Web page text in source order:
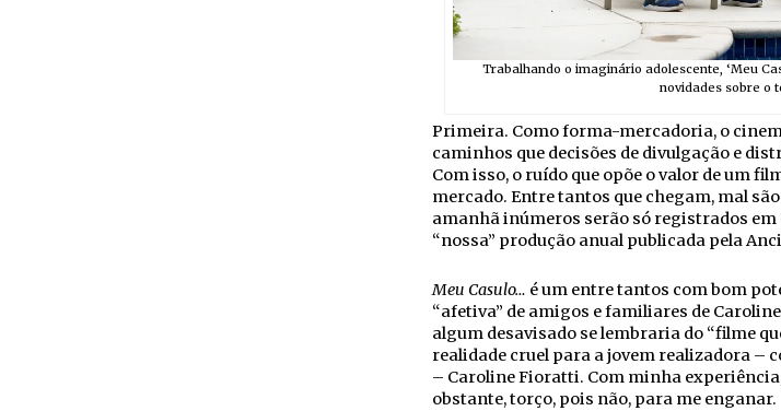
Trabalhando o imaginário adolescente, ‘Meu
novidades sobre o
Primeira. Como forma-mercadoria, o
caminhos que decisões de divulgação e
Com isso, o ruído que opõe o valor de um
mercado. Entre tantos que chegam, mal
amanhã inúmeros serão só registrados
“nossa” produção anual publicada pela
Meu Casulo… é um entre tantos com bom
“afetiva” de amigos e familiares de
algum desavisado se lembraria do “filme
realidade cruel para a jovem realizadora –
– Caroline Fioratti. Com minha
obstante, torço, pois não, para me enganar.